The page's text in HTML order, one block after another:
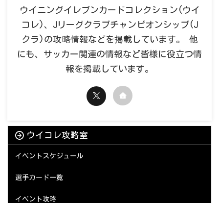
ウイニングイレブンカードコレクション(ウイ
コレ)、Jリーグクラブチャンピオンシップ(J
クラ)の攻略情報などを掲載しています。 他
にも、サッカー関連の情報など皆様に役立つ情
報を掲載しています。
ウイコレ攻略室
イベントスケジュール
選手カード一覧
イベント攻略